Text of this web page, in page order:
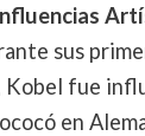
sus
Kobel fue
en